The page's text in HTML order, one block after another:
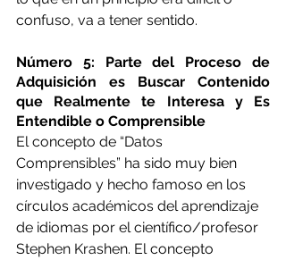
confuso, va a tener sentido.
Número 5: Parte del Proceso de
Adquisición es Buscar Contenido
que Realmente te Interesa y Es
Entendible o Comprensible
El concepto de “Datos
Comprensibles” ha sido muy bien
investigado y hecho famoso en los
círculos académicos del aprendizaje
de idiomas por el científico/profesor
Stephen Krashen. El concepto